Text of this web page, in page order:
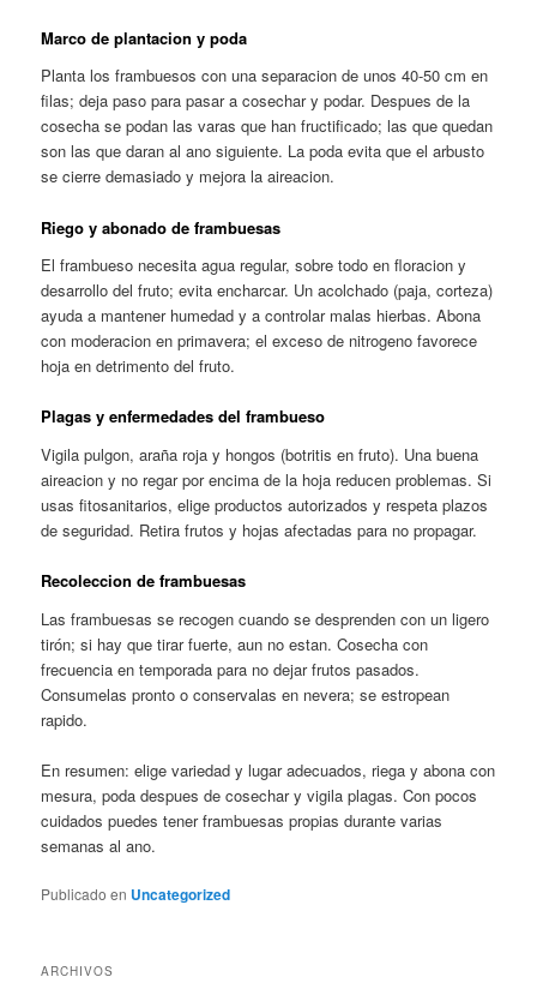
Marco de plantacion y poda
Planta los frambuesos con una separacion de unos 40-50 cm en
filas; deja paso para pasar a cosechar y podar. Despues de la
cosecha se podan las varas que han fructificado; las que quedan
son las que daran al ano siguiente. La poda evita que el arbusto
se cierre demasiado y mejora la aireacion.
Riego y abonado de frambuesas
El frambueso necesita agua regular, sobre todo en floracion y
desarrollo del fruto; evita encharcar. Un acolchado (paja, corteza)
ayuda a mantener humedad y a controlar malas hierbas. Abona
con moderacion en primavera; el exceso de nitrogeno favorece
hoja en detrimento del fruto.
Plagas y enfermedades del frambueso
Vigila pulgon, araña roja y hongos (botritis en fruto). Una buena
aireacion y no regar por encima de la hoja reducen problemas. Si
usas fitosanitarios, elige productos autorizados y respeta plazos
de seguridad. Retira frutos y hojas afectadas para no propagar.
Recoleccion de frambuesas
Las frambuesas se recogen cuando se desprenden con un ligero
tirón; si hay que tirar fuerte, aun no estan. Cosecha con
frecuencia en temporada para no dejar frutos pasados.
Consumelas pronto o conservalas en nevera; se estropean
rapido.
En resumen: elige variedad y lugar adecuados, riega y abona con
mesura, poda despues de cosechar y vigila plagas. Con pocos
cuidados puedes tener frambuesas propias durante varias
semanas al ano.
Publicado en Uncategorized
ARCHIVOS